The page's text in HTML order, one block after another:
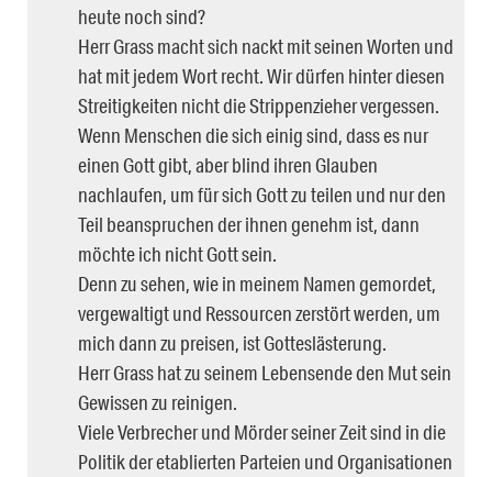
heute noch sind?
Herr Grass macht sich nackt mit seinen Worten und
hat mit jedem Wort recht. Wir dürfen hinter diesen
Streitigkeiten nicht die Strippenzieher vergessen.
Wenn Menschen die sich einig sind, dass es nur
einen Gott gibt, aber blind ihren Glauben
nachlaufen, um für sich Gott zu teilen und nur den
Teil beanspruchen der ihnen genehm ist, dann
möchte ich nicht Gott sein.
Denn zu sehen, wie in meinem Namen gemordet,
vergewaltigt und Ressourcen zerstört werden, um
mich dann zu preisen, ist Gotteslästerung.
Herr Grass hat zu seinem Lebensende den Mut sein
Gewissen zu reinigen.
Viele Verbrecher und Mörder seiner Zeit sind in die
Politik der etablierten Parteien und Organisationen